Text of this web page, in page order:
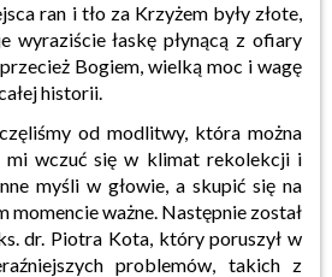
ran i tło za Krzyżem były złote,
wyraziście łaskę płynącą z ofiary
Bogiem, wielką moc i wagę
historii.
od modlitwy, która można
mi wczuć się w klimat rekolekcji i
myśli w głowie, a skupić się na
momencie ważne. Następnie został
dr. Piotra Kota, który poruszył w
problemów, takich z